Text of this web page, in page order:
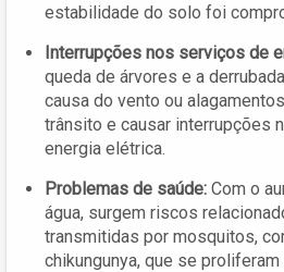
estabilidade do solo foi
Interrupções nos serviços de
queda de árvores e a
causa do vento ou
trânsito e causar interrupções
energia elétrica.
Problemas de saúde: Com o
água, surgem riscos
transmitidas por mosquitos,
chikungunya, que se